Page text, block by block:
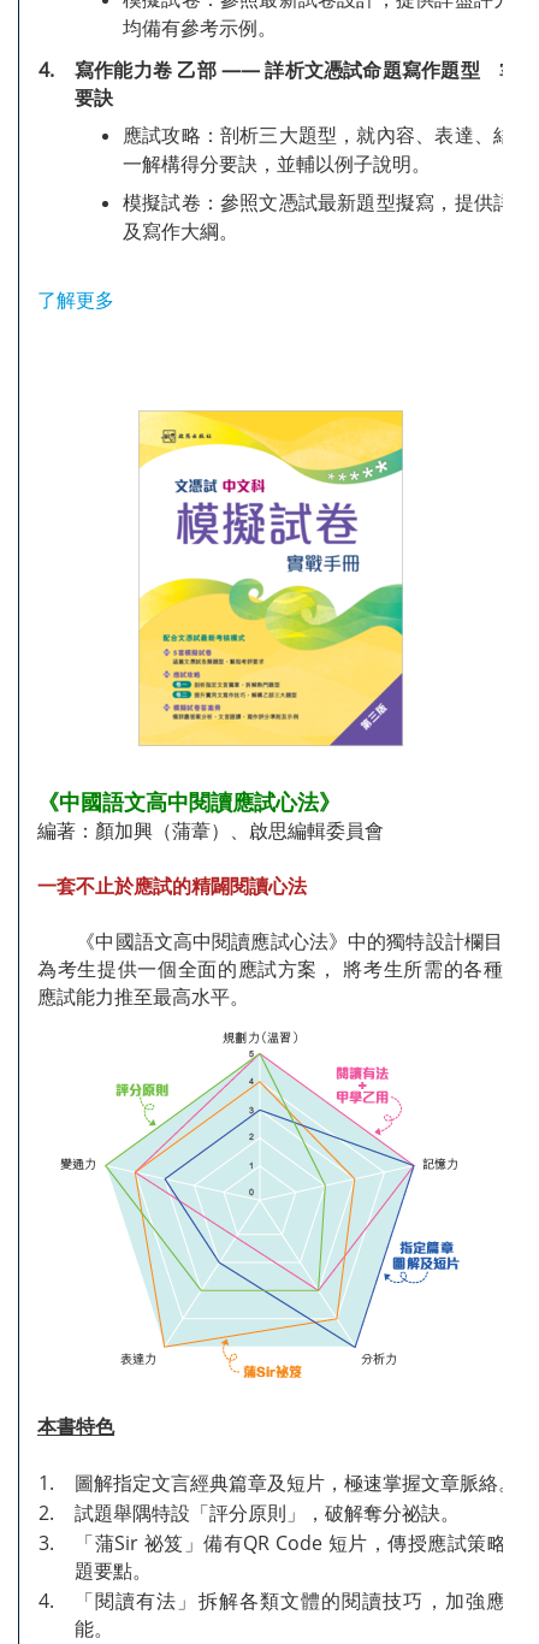
均備有參考示例。
4.
寫作能力卷 乙部 —— 詳析文憑試命題寫作題型 掌
要訣
應試攻略：剖析三大題型，就內容、表達、結構
一解構得分要訣，並輔以例子說明。
模擬試卷：參照文憑試最新題型擬寫，提供詳盡
及寫作大綱。
了解更多
《中國語文高中閱讀應試心法》
編著：顏加興（蒲葦）、啟思編輯委員會
一套不止於應試的精闢閱讀心法
《中國語文高中閱讀應試心法》中的獨特設計欄目
為考生提供一個全面的應試方案， 將考生所需的各種
應試能力推至最高水平。
本書特色
1.
圖解指定文言經典篇章及短片，極速掌握文章脈絡。
2.
試題舉隅特設「評分原則」，破解奪分祕訣。
3.
「蒲Sir 祕笈」備有QR Code 短片，傳授應試策略、
題要點。
4.
「閱讀有法」拆解各類文體的閱讀技巧，加強應試
能。